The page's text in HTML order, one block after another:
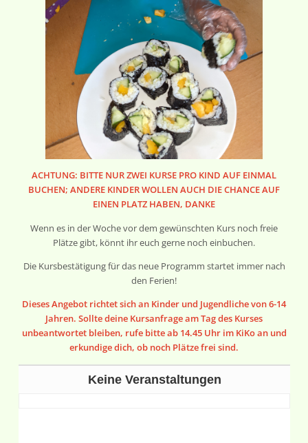
ACHTUNG: BITTE NUR ZWEI KURSE PRO KIND AUF EINMAL
BUCHEN; ANDERE KINDER WOLLEN AUCH DIE CHANCE AUF
EINEN PLATZ HABEN, DANKE
Wenn es in der Woche vor dem gewünschten Kurs noch freie
Plätze gibt, könnt ihr euch gerne noch einbuchen.
Die Kursbestätigung für das neue Programm startet immer nach
den Ferien!
Dieses Angebot richtet sich an Kinder und Jugendliche von 6-14
Jahren. Sollte deine Kursanfrage am Tag des Kurses
unbeantwortet bleiben, rufe bitte ab 14.45 Uhr im KiKo an und
erkundige dich, ob noch Plätze frei sind.